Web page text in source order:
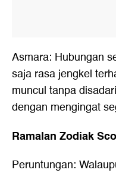
Asmara: Hubungan
saja rasa jengkel
muncul tanpa
dengan mengingat
Ramalan Zodiak
Peruntungan: